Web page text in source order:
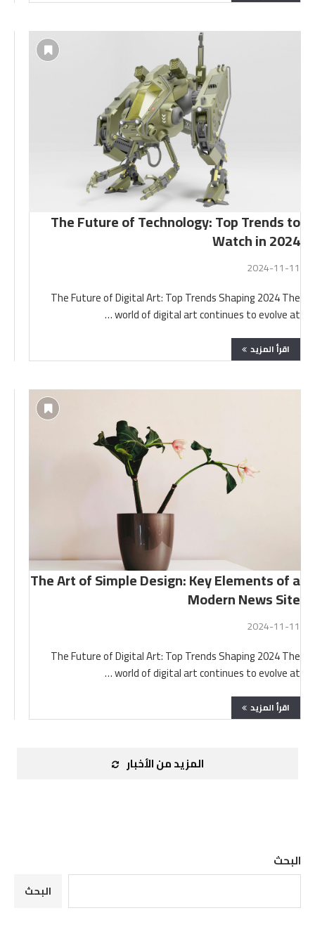
The Future of Technology: Top Trends to
Watch in 2024
2024-11-11
The Future of Digital Art: Top Trends Shaping 2024 The
world of digital art continues to evolve at …
اقرأ المزيد
The Art of Simple Design: Key Elements of a
Modern News Site
2024-11-11
The Future of Digital Art: Top Trends Shaping 2024 The
world of digital art continues to evolve at …
اقرأ المزيد
المزيد من الأخبار
البحث
البحث